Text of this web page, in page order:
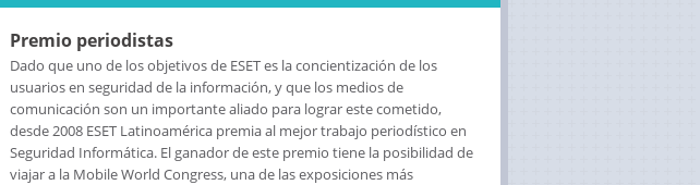
Premio periodistas
Dado que uno de los objetivos de ESET es la concientización de los
usuarios en seguridad de la información, y que los medios de
comunicación son un importante aliado para lograr este cometido,
desde 2008 ESET Latinoamérica premia al mejor trabajo periodístico en
Seguridad Informática. El ganador de este premio tiene la posibilidad de
viajar a la Mobile World Congress, una de las exposiciones más